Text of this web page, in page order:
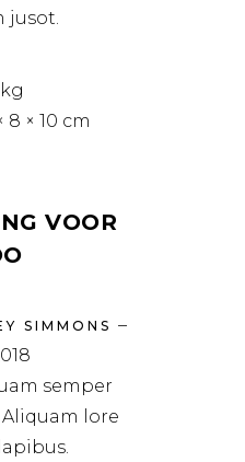
jusot.
8 × 10 cm
VOOR
SIMMONS –
semper
Aliquam lore